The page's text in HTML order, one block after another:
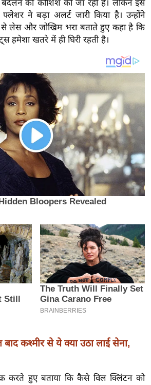
बदलने की कोशिश की जा रही है। लेकिन इस
ने बड़ा अलर्ट जारी किया है। उन्होंने
से लेस और जोखिम भरा बताते हुए कहा है कि
हमेशा खतरे में ही घिरी रहती है।
कश्मीर से ये क्या उठा लाई सेना,
करते हुए बताया कि कैसे विल क्लिंटन को